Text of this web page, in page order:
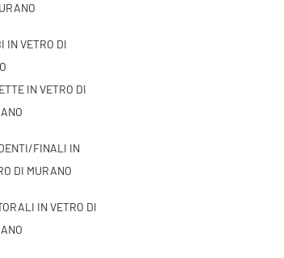
IN VETRO DI
IN VETRO DI
FINALI IN
DI MURANO
IN VETRO DI